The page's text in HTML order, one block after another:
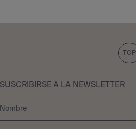
TOP
SUSCRIBIRSE A LA NEWSLETTER